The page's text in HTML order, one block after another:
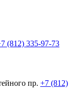
(812) 335-97-73
пр. +7 (812)